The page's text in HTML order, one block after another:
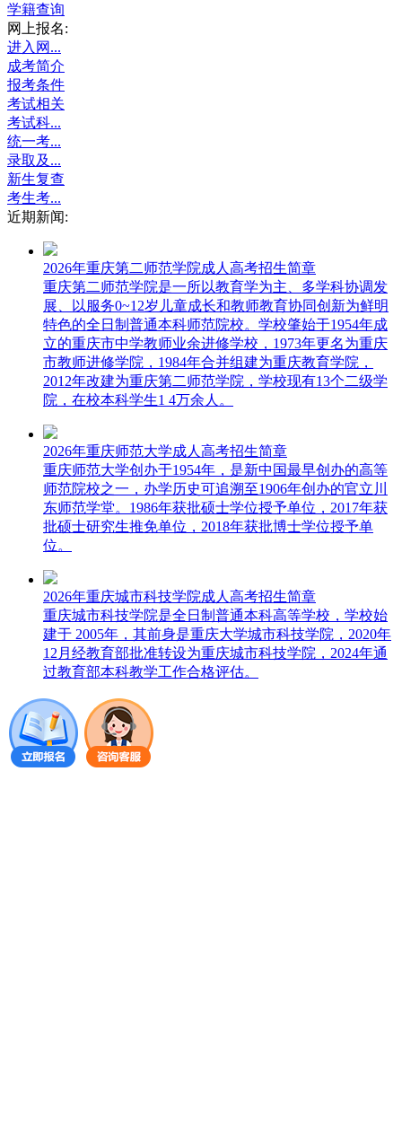
学籍查询
网上报名:
进入网...
成考简介
报考条件
考试相关
考试科...
统一考...
录取及...
新生复查
考生考...
近期新闻:
2026年重庆第二师范学院成人高考招生简章
重庆第二师范学院是一所以教育学为主、多学科协调发
展、以服务0~12岁儿童成长和教师教育协同创新为鲜明
特色的全日制普通本科师范院校。学校肇始于1954年成
立的重庆市中学教师业余进修学校，1973年更名为重庆
市教师进修学院，1984年合并组建为重庆教育学院，
2012年改建为重庆第二师范学院，学校现有13个二级学
院，在校本科学生1 4万余人。
2026年重庆师范大学成人高考招生简章
重庆师范大学创办于1954年，是新中国最早创办的高等
师范院校之一，办学历史可追溯至1906年创办的官立川
东师范学堂。1986年获批硕士学位授予单位，2017年获
批硕士研究生推免单位，2018年获批博士学位授予单
位。
2026年重庆城市科技学院成人高考招生简章
重庆城市科技学院是全日制普通本科高等学校，学校始
建于 2005年，其前身是重庆大学城市科技学院，2020年
12月经教育部批准转设为重庆城市科技学院，2024年通
过教育部本科教学工作合格评估。